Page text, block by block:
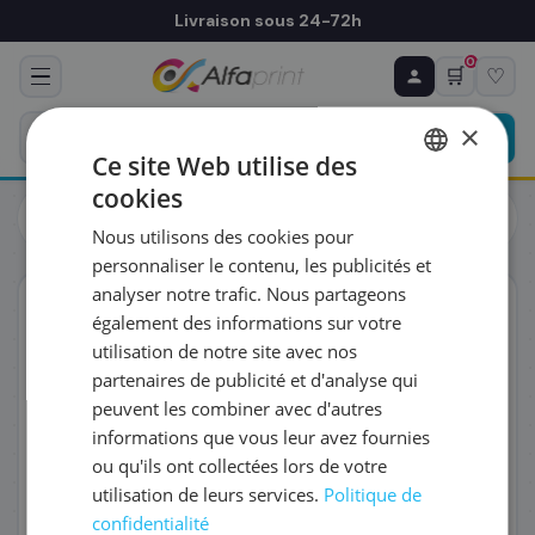
Livraison sous 24-72h
🛒
0
♡
Cartouches
Brother
(Pack de 3)
ORIGINAL
♻ COMMANDE RÉCURRENTE
Prévoyez & économisez
Programmez votre prochain achat — notre équipe
vous prépare un devis personnalisé
RÉFÉRENCE DU PRODUIT
FRÉQUENCE
QUANTITÉ PAR LIVRAISON
DATE DE PREMIÈRE LIVRAISON SOUHAITÉE
×
Ce site Web utilise des
cookies
Nous utilisons des cookies pour
personnaliser le contenu, les publicités et
analyser notre trafic. Nous partageons
également des informations sur votre
utilisation de notre site avec nos
partenaires de publicité et d'analyse qui
peuvent les combiner avec d'autres
informations que vous leur avez fournies
ou qu'ils ont collectées lors de votre
utilisation de leurs services. Politique de
confidentialité